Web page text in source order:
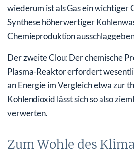
wiederum ist als Gas ein wichtiger
Synthese höherwertiger
Chemieproduktion
Der zweite Clou: Der chemische
Plasma-Reaktor erfordert
an Energie im Vergleich etwa zur
Kohlendioxid lässt sich so also
verwerten.
Zum Wohle des